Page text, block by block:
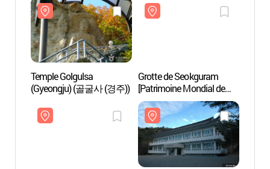
Temple Golgulsa
(Gyeongju) (골굴사 (경주))
Grotte de Seokguram
[Patrimoine Mondial de
l’UNESCO] (경주 석굴암)